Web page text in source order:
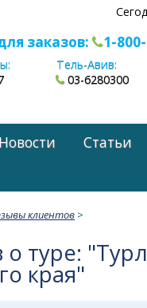
заказов: 1-
Тель-Авив:
03-6280300
Новости Статьи
клиентов >
о туре:
края"